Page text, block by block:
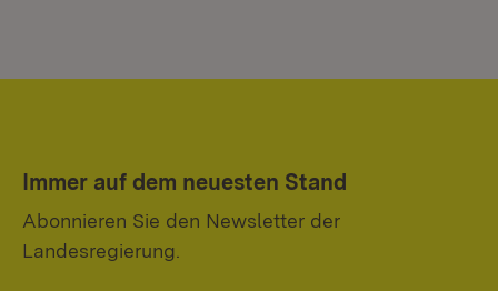
Immer auf dem neuesten Stand
Abonnieren Sie den Newsletter der
Landesregierung.